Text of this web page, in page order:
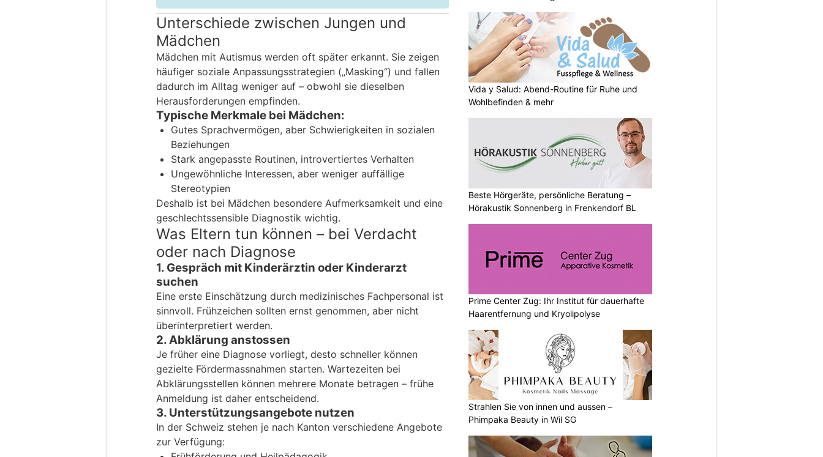
Unterschiede zwischen Jungen und
Mädchen
Mädchen mit Autismus werden oft später erkannt. Sie zeigen
häufiger soziale Anpassungsstrategien („Masking“) und fallen
dadurch im Alltag weniger auf – obwohl sie dieselben
Herausforderungen empfinden.
Typische Merkmale bei Mädchen:
Gutes Sprachvermögen, aber Schwierigkeiten in sozialen
Beziehungen
Stark angepasste Routinen, introvertiertes Verhalten
Ungewöhnliche Interessen, aber weniger auffällige
Stereotypien
Deshalb ist bei Mädchen besondere Aufmerksamkeit und eine
geschlechts­sensible Diagnostik wichtig.
Was Eltern tun können – bei Verdacht
oder nach Diagnose
1. Gespräch mit Kinderärztin oder Kinderarzt
suchen
Eine erste Einschätzung durch medizinisches Fachpersonal ist
sinnvoll. Frühzeichen sollten ernst genommen, aber nicht
überinterpretiert werden.
2. Abklärung anstossen
Je früher eine Diagnose vorliegt, desto schneller können
gezielte Fördermassnahmen starten. Wartezeiten bei
Abklärungsstellen können mehrere Monate betragen – frühe
Anmeldung ist daher entscheidend.
3. Unterstützungsangebote nutzen
In der Schweiz stehen je nach Kanton verschiedene Angebote
zur Verfügung:
Vida y Salud: Abend-Routine für Ruhe und
Wohlbefinden & mehr
Beste Hörgeräte, persönliche Beratung –
Hörakustik Sonnenberg in Frenkendorf BL
Prime Center Zug: Ihr Institut für dauerhafte
Haarentfernung und Kryolipolyse
Strahlen Sie von innen und aussen –
Phimpaka Beauty in Wil SG